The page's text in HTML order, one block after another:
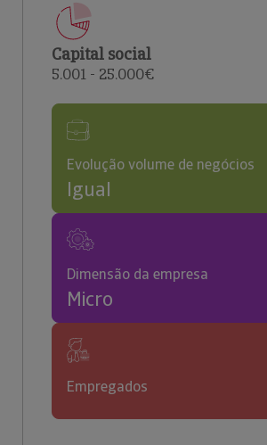
Capital social
5.001 - 25.000€
Evolução volume de negócios
Igual
Dimensão da empresa
Micro
Empregados